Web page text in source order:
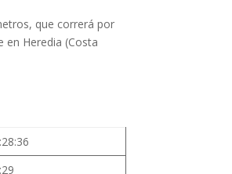
que correrá por
en Heredia (Costa